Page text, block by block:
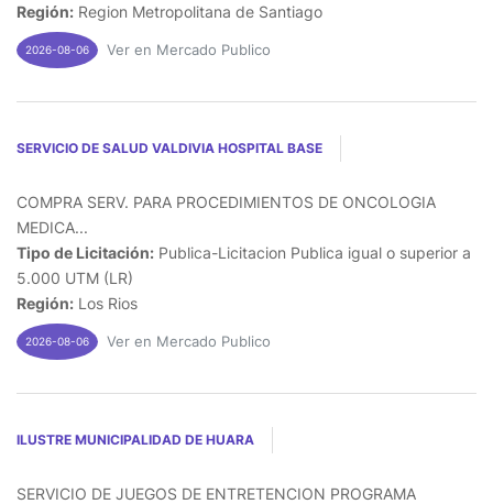
Región: Region Metropolitana de Santiago
2026-08-06 Ver en Mercado Publico
SERVICIO DE SALUD VALDIVIA HOSPITAL BASE
COMPRA SERV. PARA PROCEDIMIENTOS DE ONCOLOGIA
MEDICA...
Tipo de Licitación: Publica-Licitacion Publica igual o superior a
5.000 UTM (LR)
Región: Los Rios
2026-08-06 Ver en Mercado Publico
ILUSTRE MUNICIPALIDAD DE HUARA
SERVICIO DE JUEGOS DE ENTRETENCION PROGRAMA